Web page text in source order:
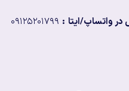
واتساپ/ایتا :